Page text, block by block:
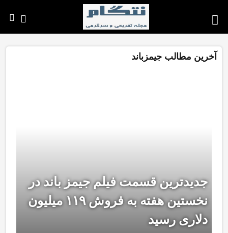
آخرین مطالب جیمزباند
جدیدترین قسمت فیلم جیمز باند در
نخستین هفته به فروش ۱۱۹ میلیون
دلاری رسید